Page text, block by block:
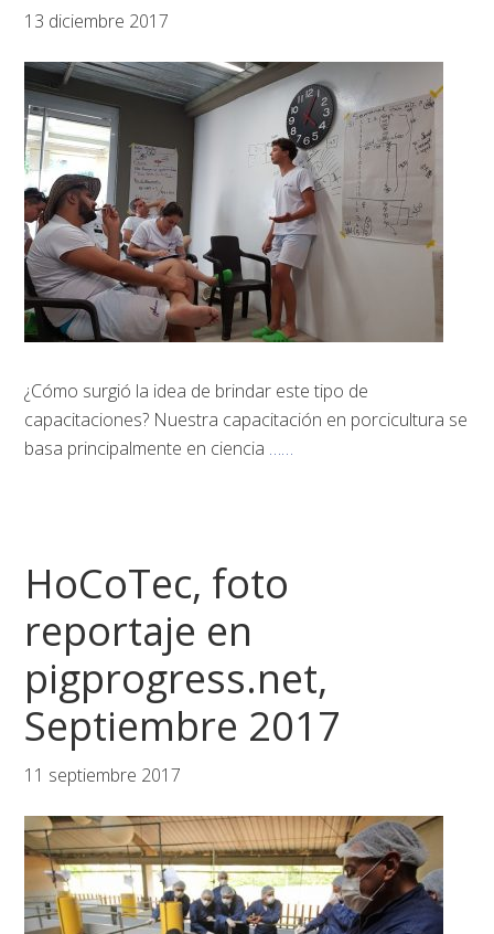
13 diciembre 2017
¿Cómo surgió la idea de brindar este tipo de
capacitaciones? Nuestra capacitación en porcicultura se
basa principalmente en ciencia ……
HoCoTec, foto
reportaje en
pigprogress.net,
Septiembre 2017
11 septiembre 2017